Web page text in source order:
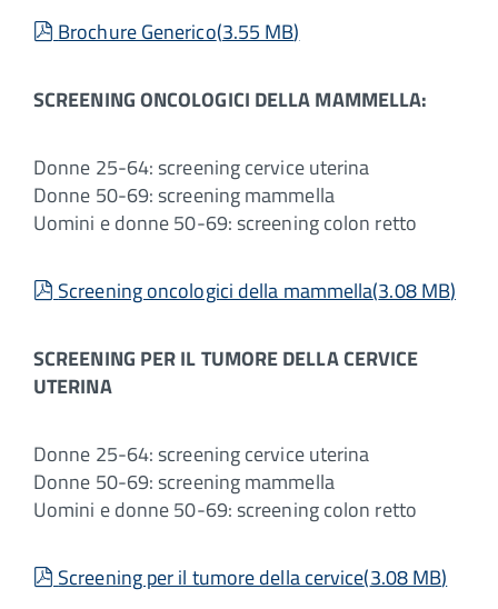
pdf
Brochure Generico(3.55 MB)
SCREENING ONCOLOGICI DELLA MAMMELLA:
Donne 25-64: screening cervice uterina
Donne 50-69: screening mammella
Uomini e donne 50-69: screening colon retto
pdf
Screening oncologici della mammella(3.08 MB)
SCREENING PER IL TUMORE DELLA CERVICE
UTERINA
Donne 25-64: screening cervice uterina
Donne 50-69: screening mammella
Uomini e donne 50-69: screening colon retto
pdf
Screening per il tumore della cervice(3.08 MB)